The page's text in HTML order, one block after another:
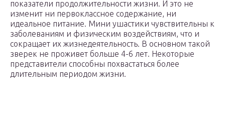
показатели продолжительности жизни. И это не
изменит ни первоклассное содержание, ни
идеальное питание. Мини ушастики чувствительны к
заболеваниям и физическим воздействиям, что и
сокращает их жизнедеятельность. В основном такой
зверек не проживет больше 4-6 лет. Некоторые
представители способны похвастаться более
длительным периодом жизни.